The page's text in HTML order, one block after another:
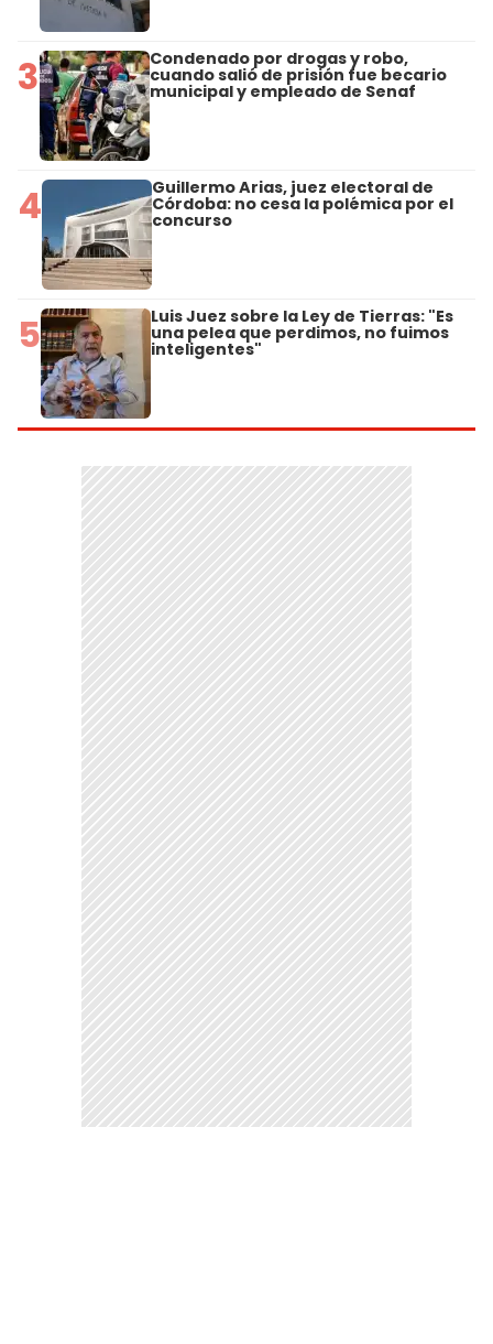
3 Condenado por drogas y robo,
cuando salió de prisión fue becario
municipal y empleado de Senaf
4 Guillermo Arias, juez electoral de
Córdoba: no cesa la polémica por el
concurso
5 Luis Juez sobre la Ley de Tierras: "Es
una pelea que perdimos, no fuimos
inteligentes"